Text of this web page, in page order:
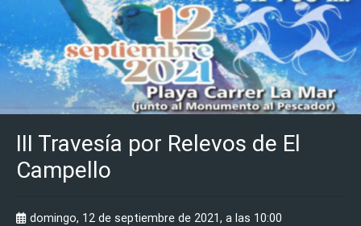
III Travesía por Relevos de El
Campello
domingo, 12 de septiembre de 2021, a las 10:00